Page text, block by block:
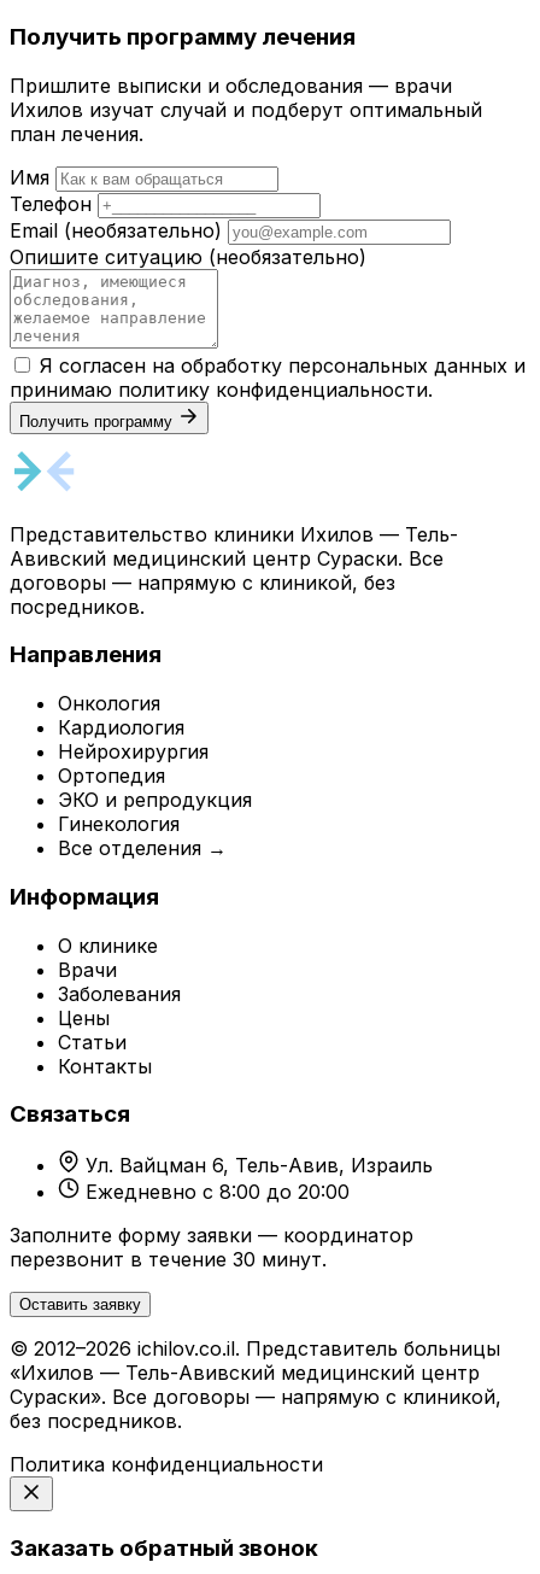
Получить программу лечения
Пришлите выписки и обследования — врачи
Ихилов изучат случай и подберут оптимальный
план лечения.
Имя
Телефон
Email (необязательно)
Опишите ситуацию (необязательно)
Я согласен на обработку персональных данных и
принимаю политику конфиденциальности.
Получить программу
Представительство клиники Ихилов — Тель-
Авивский медицинский центр Сураски. Все
договоры — напрямую с клиникой, без
посредников.
Направления
Онкология
Кардиология
Нейрохирургия
Ортопедия
ЭКО и репродукция
Гинекология
Все отделения →
Информация
О клинике
Врачи
Заболевания
Цены
Статьи
Контакты
Связаться
Ул. Вайцман 6, Тель-Авив, Израиль
Ежедневно с 8:00 до 20:00
Заполните форму заявки — координатор
перезвонит в течение 30 минут.
Оставить заявку
© 2012–2026 ichilov.co.il. Представитель больницы
«Ихилов — Тель-Авивский медицинский центр
Сураски». Все договоры — напрямую с клиникой,
без посредников.
Политика конфиденциальности
Заказать обратный звонок